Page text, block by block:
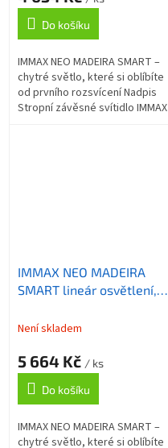
Do košíku
IMMAX NEO MADEIRA SMART –
chytré světlo, které si oblíbíte
od prvního rozsvícení Nadpis
Stropní závěsné svítidlo IMMAX
IMMAX NEO MADEIRA
SMART lineár osvětlení,
TUYA
Není skladem
5 664 Kč / ks
Do košíku
IMMAX NEO MADEIRA SMART –
chytré světlo, které si oblíbíte